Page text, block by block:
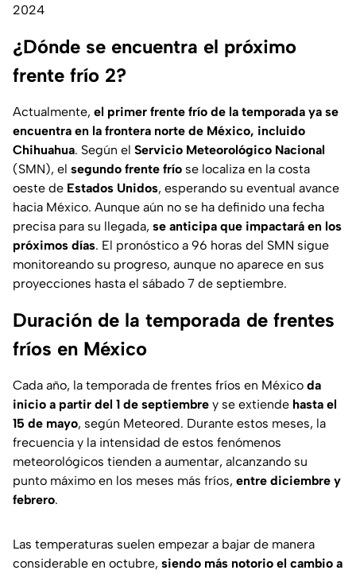
2024
¿Dónde se encuentra el próximo
frente frío 2?
Actualmente, el primer frente frío de la temporada ya se
encuentra en la frontera norte de México, incluido
Chihuahua. Según el Servicio Meteorológico Nacional
(SMN), el segundo frente frío se localiza en la costa
oeste de Estados Unidos, esperando su eventual avance
hacia México. Aunque aún no se ha definido una fecha
precisa para su llegada, se anticipa que impactará en los
próximos días. El pronóstico a 96 horas del SMN sigue
monitoreando su progreso, aunque no aparece en sus
proyecciones hasta el sábado 7 de septiembre.
Duración de la temporada de frentes
fríos en México
Cada año, la temporada de frentes fríos en México da
inicio a partir del 1 de septiembre y se extiende hasta el
15 de mayo, según Meteored. Durante estos meses, la
frecuencia y la intensidad de estos fenómenos
meteorológicos tienden a aumentar, alcanzando su
punto máximo en los meses más fríos, entre diciembre y
febrero.
Las temperaturas suelen empezar a bajar de manera
considerable en octubre, siendo más notorio el cambio a